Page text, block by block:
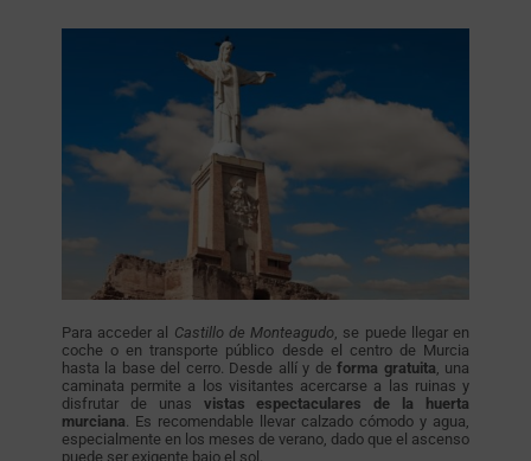
Para acceder al Castillo de Monteagudo, se puede llegar en
coche o en transporte público desde el centro de Murcia
hasta la base del cerro. Desde allí y deforma gratuita, una
caminata permite a los visitantes acercarse a las ruinas y
disfrutar de unas vistas espectaculares de la huerta
murciana. Es recomendable llevar calzado cómodo y agua,
especialmente en los meses de verano, dado que el ascenso
puede ser exigente bajo el sol.